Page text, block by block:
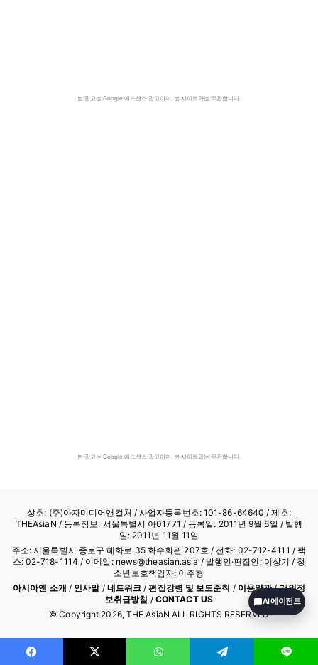
본 광고는 Google 애드센스 광고이며, 본 사이트와는 무관합니다.
본 광고는 Google 애드센스 광고이며, 본 사이트와는 무관합니다.
상호: (주)아자미디어앤컬처 /사업자등록번호: 101-86-64640 / 제호:
THEAsiaN / 등록정보: 서울특별시 아01771 / 등록일: 2011년 9월 6일 / 발행
일: 2011년 11월 11일
주소: 서울특별시 종로구 혜화로 35 화수회관 207호 / 전화: 02-712-4111 / 팩
스: 02-718-1114 / 이메일: news@theasian.asia / 발행인·편집인: 이상기 / 청
소년보호책임자: 이주형
아시아엔 소개 / 인사말/ 네트워크 /편집강령 및 보도준칙 / 이용약관/개인정
보취급방침 / CONTACT US
© Copyright 2026, THE AsiaN ALL RIGHTS RESERVED
AI 에이전트